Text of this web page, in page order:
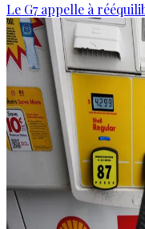
Le G7 appelle à